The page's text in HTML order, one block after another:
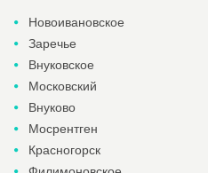
Новоивановское
Заречье
Внуковское
Московский
Внуково
Мосрентген
Красногорск